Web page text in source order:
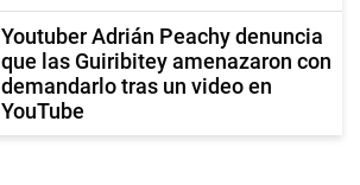
Youtuber Adrián Peachy denuncia
que las Guiribitey amenazaron con
demandarlo tras un video en
YouTube